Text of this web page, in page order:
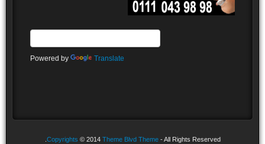
Powered by Translate
Copyrights © 2014 Theme Blvd Theme- All Rights Reserved.